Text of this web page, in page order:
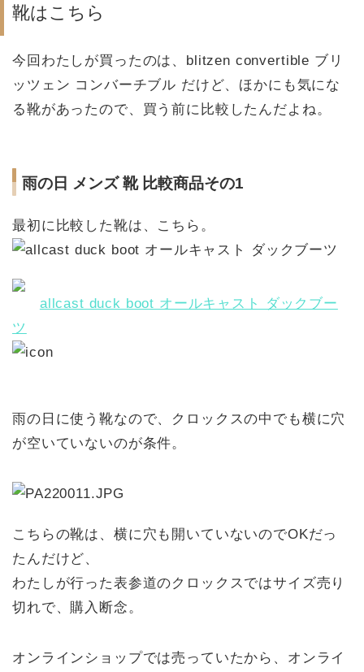
靴はこちら
今回わたしが買ったのは、blitzen convertible ブリ
ッツェン コンバーチブル だけど、ほかにも気にな
る靴があったので、買う前に比較したんだよね。
雨の日 メンズ 靴 比較商品その1
最初に比較した靴は、こちら。
allcast duck boot オールキャスト ダックブー
ツ
雨の日に使う靴なので、クロックスの中でも横に穴
が空いていないのが条件。
こちらの靴は、横に穴も開いていないのでOKだっ
たんだけど、
わたしが行った表参道のクロックスではサイズ売り
切れで、購入断念。
オンラインショップでは売っていたから、オンライ